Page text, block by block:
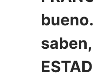
saben,